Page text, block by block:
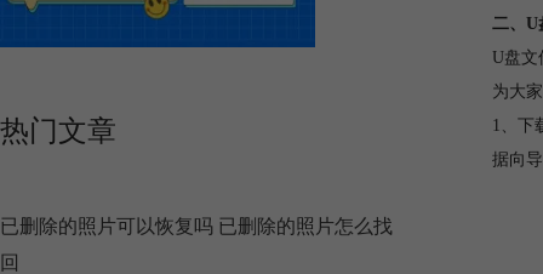
热门文章
已删除的照片可以恢复吗 已删除的照片怎么找
回
二、U
U盘文
为大
1、下
据向